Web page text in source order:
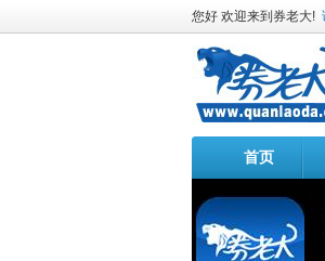
您好 欢迎来到券老大!
首页